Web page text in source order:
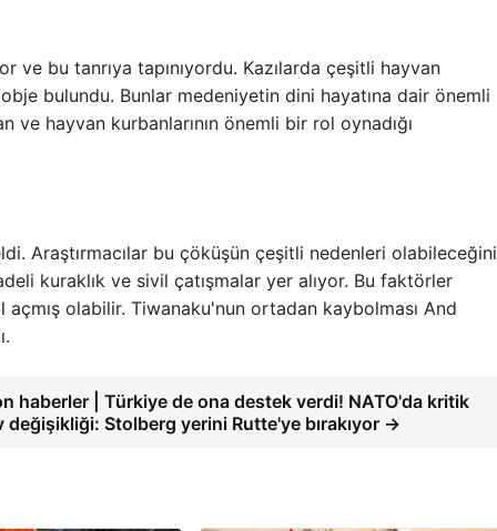
ve bu tanrıya tapınıyordu. Kazılarda çeşitli hayvan
bulundu. Bunlar medeniyetin dini hayatına dair önemli
ve hayvan kurbanlarının önemli bir rol oynadığı
Araştırmacılar bu çöküşün çeşitli nedenleri olabileceğini
kuraklık ve sivil çatışmalar yer alıyor. Bu faktörler
açmış olabilir. Tiwanaku'nun ortadan kaybolması And
haberler | Türkiye de ona destek verdi! NATO'da kritik
değişikliği: Stolberg yerini Rutte'ye bırakıyor →